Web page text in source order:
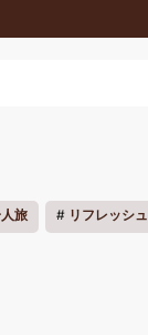
旅 リフレッシュ